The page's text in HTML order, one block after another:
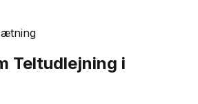
Teltudlejning i